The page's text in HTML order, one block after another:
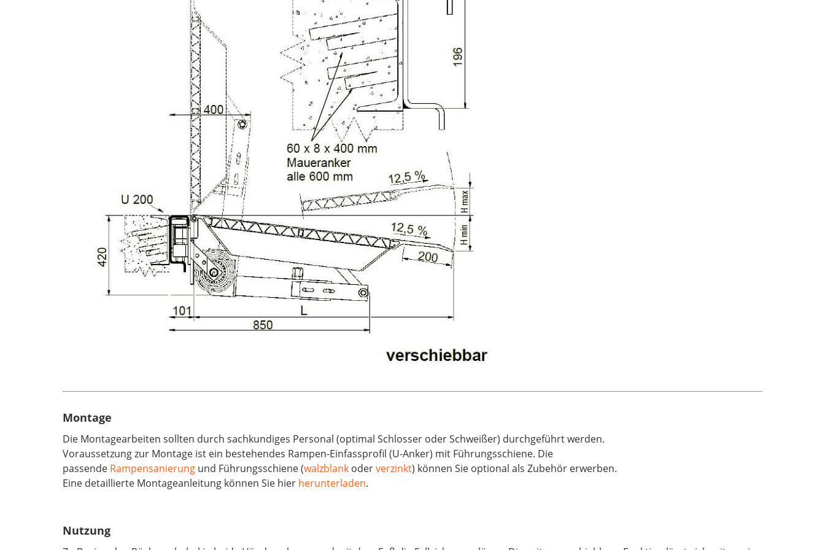
Montage
Die Montagearbeiten sollten durch sachkundiges Personal (optimal Schlosser oder Schweißer) durchgeführt werden.
Voraussetzung zur Montage ist ein bestehendes Rampen-Einfassprofil (U-Anker) mit Führungsschiene. Die
passende Rampensanierung und Führungsschiene (walzblank oderverzinkt) können Sie optional als Zubehör erwerben.
Eine detaillierte Montageanleitung können Sie hier herunterladen.
Nutzung